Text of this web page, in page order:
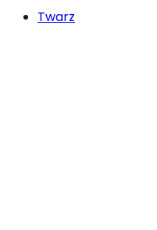
Twarz